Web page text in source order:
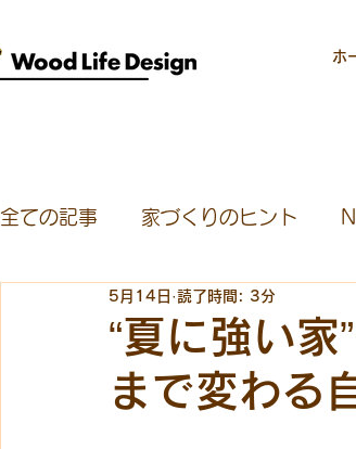
ホ
全ての記事 家づくりのヒント
スタッフ募集 モニターハウス募
イベント 半原宮大工集団
“夏に強い
まで変わる
5月14日 読了時間: 3分